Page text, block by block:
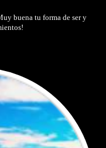
buena tu forma de ser y